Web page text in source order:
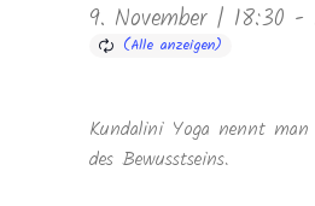
9. November | 18:30 -
Kundalini Yoga nennt man
des Bewusstseins.